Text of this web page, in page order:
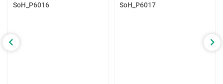
SoH_P6016
SoH_P6017